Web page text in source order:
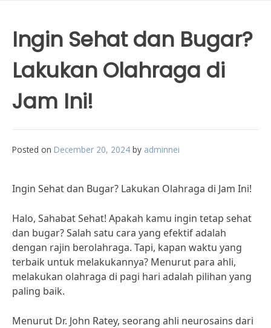
Ingin Sehat dan Bugar?
Lakukan Olahraga di
Jam Ini!
Posted on December 20, 2024 by adminnei
Ingin Sehat dan Bugar? Lakukan Olahraga di Jam Ini!
Halo, Sahabat Sehat! Apakah kamu ingin tetap sehat
dan bugar? Salah satu cara yang efektif adalah
dengan rajin berolahraga. Tapi, kapan waktu yang
terbaik untuk melakukannya? Menurut para ahli,
melakukan olahraga di pagi hari adalah pilihan yang
paling baik.
Menurut Dr. John Ratey, seorang ahli neurosains dari